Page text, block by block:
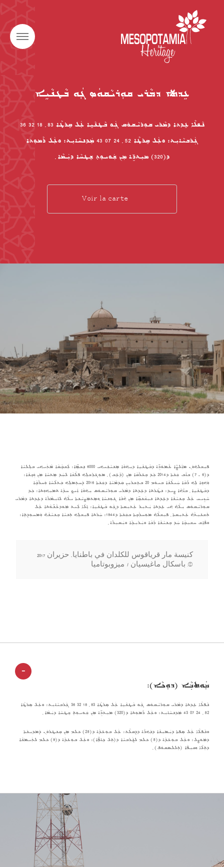
ܥܹܕܬܐ ܕܡܵܪܝ ܩܘܼܪܝܵܩܘܿܣ ܓܲܘ ܒܵܛܢܵܝܹܐ
ܢܵܦܠܵܐ ܥܹܕܬܐ ܕܡܵܪܝ ܩܘܼܪܝܵܩܘܿܣ ܓܲܘ ܒܵܛܢܵܝܹܐ ܥܲܠ ܣܸܪܛܵܐ 83 ݂ 18 32 36
ܓܲܪܒܝܵܐܝܼܬ: ܘܥܲܠ ܣܸܪܛܵܐ 52 ݂ 24 07 43 ܡܲܕܢܚܵܐܝܼܬ: ܘܥܲܠ ܪܵܡܘܼܬܐ
ܕ(320) ܡܝܼܬܖܹ̈ܐ ܡܼܢ ܫܲܘܝܘܼܬ݂ ܫܸܛܚܵܐ ܕܝܲܡܵܐ ݂
Voir la carte
ܦܝܼܫܠܗ݇ܘܿܢ ܡܐܲܠܨܹ̈ܐ ܥܵܡܘܿܖܹ̈ܐ ܕܒܵܛܢܵܝܹܐ ܕܝܼܗ݇ܘܵܐ ܡܸܢܝܵܢܲܝܗܝ 6000 ܢܸܫܡܹ̈ܐ: ܠܲܫܒ݂ܵܩܵܐ ܡܵܬܲܝܗܝ ܒܠܸܠܝܵܐ
ܕ(6 ـ 7) ܒܐܵܒ ܫܲܢ݇ܬܐ ܕ2014 ܟܲܕ ܒܸܥܪܵܩܵܐ ܡܼܢ (ܕܵܥܹܫ) ݂ ܡܘܼܓܪܸܫܠܹܗ ܦܠܵܫܵܐ ܠܚܲܕ ܡܸܬܚܵܐ ܡܼܢ ܙܲܒ݂ܢܵܐ:
ܘܲܗܘܹܐ ܠܹܗ ܪܵܒܵܐ ܚܲܝܠܵܢܵܐ ܒܝܘܿܡ 20 ܒܬܸܫܪܝܼܢ ܩܲܕܡܵܝܵܐ ܕܫܲܢ݇ܬܐ 2016 ܕܲܚܬܸܡܠܹܗ ܒܲܬܠܵܚܵܐ ܘܲܚܪܵܒ݂ܵܐ
ܕܒܵܛܢܵܝܹܐ ݂ ܒܐܵܗܵܐ ܨܹܝܕ: ܢܛܵܪܬܐ ܕܥܹܕܬܐ ܕܡܵܪܝ ܩܘܼܪܝܵܩܘܿܣ ܝܼܗ݇ܘܵܐ ܐܲܝܟ݂ ܚܕܵܐ ܬܡܝܼܗܘܼܬܐ: ܟܲܕ
ܚܵܙܹܝܚ ܥܲܠ ܒܸܢܝܵܢܵܐ ܕܥܹܕܬܐ ܢܝܼܫܵܢܩܹ̈ܐ ܡܼܢ ܗܵܢܵܐ ܓܘܼܢܚܵܐ ݂ܘܡܸܬܡܲܨܝܵܢܬܐ ܝܠܵܗ̇ ܠܐܝܼܡܵܪܵܐ ܕܥܹܕܬܐ ܕܡܵܪܝ
ܩܘܼܪܝܵܩܘܿܣ ܝܼܠܵܗ̇ ܗܿܝ ܥܹܕܬܐ ܝܲܬܝܼܪ ܥܲܬܝܼܩܬܐ ܕܓܲܘ ܒܵܛܢܵܝܹܐ: ܐܸܠܵܐ ܠܲܝܬ ܡܲܘܕܥܵܢ̈ܘܵܬܐ ܥܲܠ
ܬܲܫܥܝܼܬܵܗ̇ ܥܲܬܝܼܩܬܐ ݂ ܦܝܼܫܠܵܗ̇ ܡܘܼܚܪܲܒ݂ܬܐ ܒܫܲܢ݇ܬܐ ܕ1944: ܚܲܪܬܐ ܦܝܼܫܠܹܗ ܬܸܢܝܵܐ ܒܸܢܝܵܢܵܗ̇ ܘܲܡܚܘܼܕܸܬ݂ܐ:
ܘܦܵܐܹܫ ܚܫܝܼܒ݂ܵܐ ܚܲܕ ܒܸܢܝܵܢܵܐ ܪܲܒܵܐ ܘܝܲܪܝܼܟ݂ܵܐ ܘܝܲܩܝܼܪܵܐ ݂
© باسكال ماغيسيان / ميزوبوتاميا
-
ܡܲܘܬܒ݂ܵܐ (ܕܘܼܟܵܐ):
ܢܵܦܠܵܐ ܥܹܕܬܐ ܕܡܵܪܝ ܩܘܼܪܝܵܩܘܿܣ ܓܲܘ ܒܵܛܢܵܝܹܐ ܥܲܠ ܣܸܪܛܵܐ 83 ݂ 18 32 36 ܓܲܪܒܝܵܐܝܼܬ: ܘܥܲܠ ܣܸܪܛܵܐ
52 ݂ 24 07 43 ܡܲܕܢܚܵܐܝܼܬ: ܘܥܲܠ ܪܵܡܘܼܬܐ ܕ(320) ܡܝܼܬܖܹ̈ܐ ܡܼܢ ܫܲܘܝܘܼܬ݂ ܫܸܛܚܵܐ ܕܝܲܡܵܐ ݂
ܘܢܵܦܠܵܐ ܥܲܠ ܣܸܦܬܐ ܕܝܲܡܝܼܢܵܐ ܕܢܲܗܪܵܐ ܕܕܸܩܠܵܬ: ܥܲܠ ܒܘܼܥܕܵܐ ܕ(25) ܟܠܡ ܡܼܢ ܩܸܢܛܪܘܿܢ ܕܲܡܕܝܼܢ݇ܬܐ
ܕܡܲܘܨܸܠ: ܘܥܲܠ ܒܘܼܥܕܵܐ ܕ(5) ܟܠܡ ܠܓܲܪܒܝܵܐ ܕ(ܬܸܠ ܟܹܐܦܹ̈ܐ): ܘܥܲܠ ܒܘܼܥܕܵܐ ܕ(9) ܟܠܡ ܠܬܲܝܡܢܵܐ
ܕܬܸܠܵܐ ܙܩܝܼܦܵܐ (ܬܸܠܠܣܩܘܿܦ) ݂